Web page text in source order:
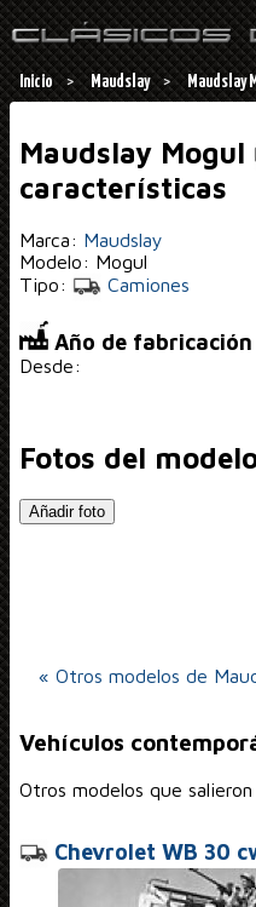
Inicio Maudslay Maudslay
Maudslay Mogul
características
Marca: Maudslay
Modelo: Mogul
Tipo:
Camiones
Año de
Desde:
Fotos del
Añadir foto
« Otros modelos de
Vehículos
Otros modelos que
Chevrolet WB 30